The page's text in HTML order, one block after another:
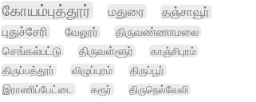
கோயம்புத்தூர்
மதுரை
தஞ்சாவூர்
புதுச்சேரி
வேலூர்
திருவண்ணாமலை
செங்கல்பட்டு
திருவள்ளூர்
காஞ்சிபுரம்
திருப்பத்தூர்
விழுப்புரம்
திருப்பூர்
இராணிப்பேட்டை
கரூர்
திருநெல்வேலி